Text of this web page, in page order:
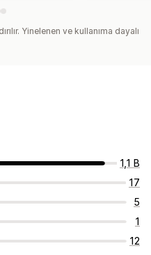
Yinelenen ve kullanıma dayalı
1,1 B
17
5
1
12